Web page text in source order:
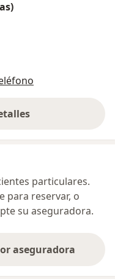
la dirección
particulares.
para reservar, o
su aseguradora.
aseguradora